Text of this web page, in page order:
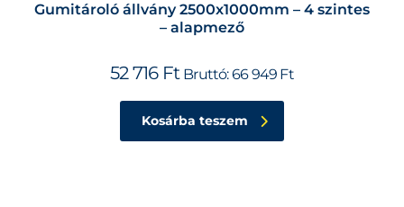
Gumitároló állvány 2500x1000mm – 4 szintes
– alapmező
52 716 Ft Bruttó:66 949 Ft
Kosárba teszem